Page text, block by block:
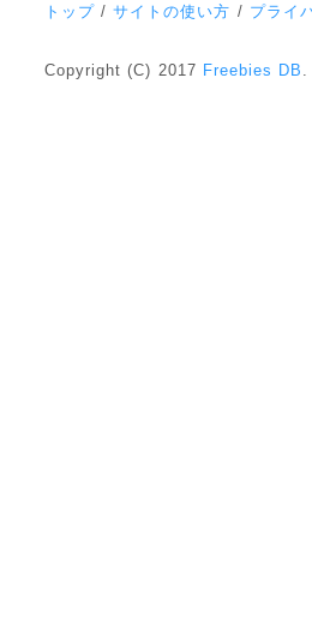
トップ /サイトの使い方 / プライ
Copyright (C) 2017 Freebies DB .